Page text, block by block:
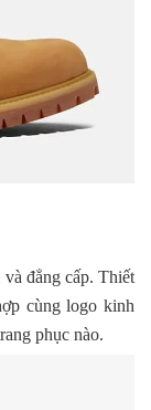
đẳng cấp. Thiết
cùng logo kinh
phục nào.